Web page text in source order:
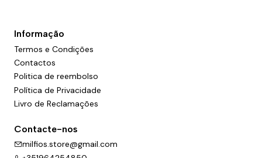
Informação
Termos e Condições
Contactos
Politica de reembolso
Política de Privacidade
Livro de Reclamações
Contacte-nos
milfios.store@gmail.com